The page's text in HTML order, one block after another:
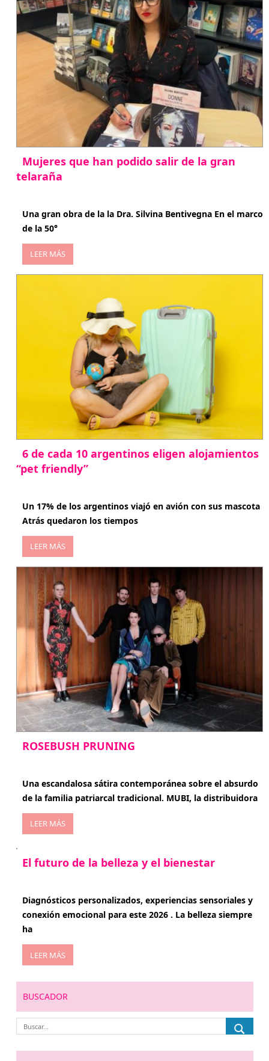
Mujeres que han podido salir de la gran
telaraña
Una gran obra de la la Dra. Silvina Bentivegna En el marco
de la 50°
LEER MÁS
6 de cada 10 argentinos eligen alojamientos
“pet friendly”
Un 17% de los argentinos viajó en avión con sus mascota
Atrás quedaron los tiempos
LEER MÁS
ROSEBUSH PRUNING
Una escandalosa sátira contemporánea sobre el absurdo
de la familia patriarcal tradicional. MUBI, la distribuidora
LEER MÁS
El futuro de la belleza y el bienestar
Diagnósticos personalizados, experiencias sensoriales y
conexión emocional para este 2026 . La belleza siempre
ha
LEER MÁS
BUSCADOR